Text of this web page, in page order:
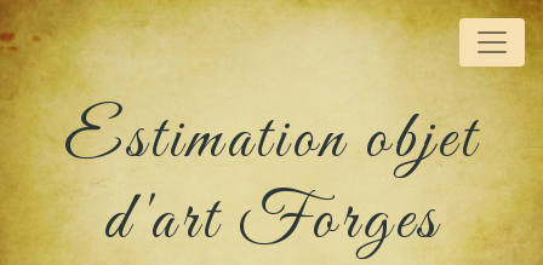
Panneau de gestion des cookies
Estimation objet
d'art Forges